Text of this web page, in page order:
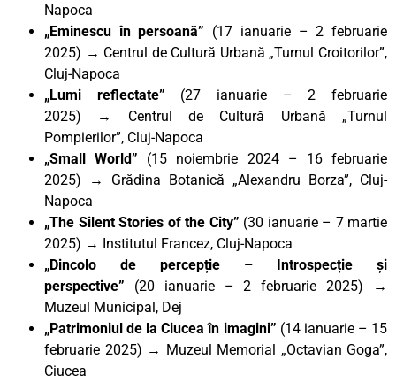
Napoca
„Eminescu în persoană” (17 ianuarie – 2 februarie
2025) → Centrul de Cultură Urbană „Turnul Croitorilor”,
Cluj-Napoca
„Lumi reflectate” (27 ianuarie – 2 februarie
2025)
→
Centrul de Cultură Urbană „Turnul
Pompierilor”, Cluj-Napoca
„Small World” (15 noiembrie 2024 – 16 februarie
2025) → Grădina Botanică „Alexandru Borza”, Cluj-
Napoca
„The Silent Stories of the City” (30 ianuarie – 7 martie
2025) → Institutul Francez, Cluj-Napoca
„Dincolo de percepție – Introspecție și
perspective” (20 ianuarie – 2 februarie 2025) →
Muzeul Municipal, Dej
„Patrimoniul de la Ciucea în imagini” (14 ianuarie – 15
februarie 2025) → Muzeul Memorial „Octavian Goga”,
Ciucea